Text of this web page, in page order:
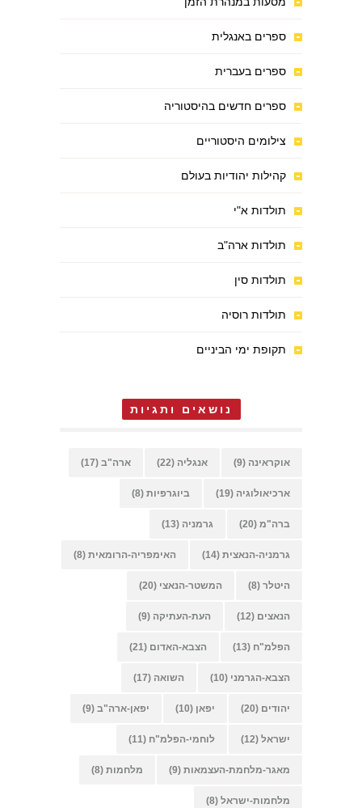
ספרים באנגלית
ספרים בעברית
ספרים חדשים בהיסטוריה
צילומים היסטוריים
קהילות יהודיות בעולם
תולדות א"י
תולדות ארה"ב
תולדות סין
תולדות רוסיה
תקופת ימי הביניים
נושאים ותגיות
אוקראינה (9) אנגליה (22) ארה"ב (17)
ארכיאולוגיה (19) ביוגרפיות (8)
ברה"מ (20) גרמניה (13)
גרמניה-הנאצית (14) האימפריה-הרומאית (8)
היטלר (8) המשטר-הנאצי (20)
הנאצים (12) העת-העתיקה (9)
הפלמ"ח (13) הצבא-האדום (21)
הצבא-הגרמני (10) השואה (17)
יהודים (20) יפאן (10) יפאן-ארה"ב (9)
ישראל (12) לוחמי-הפלמ"ח (11)
מאגר-מלחמת-העצמאות (9) מלחמות (8)
מלחמות-ישראל (8)